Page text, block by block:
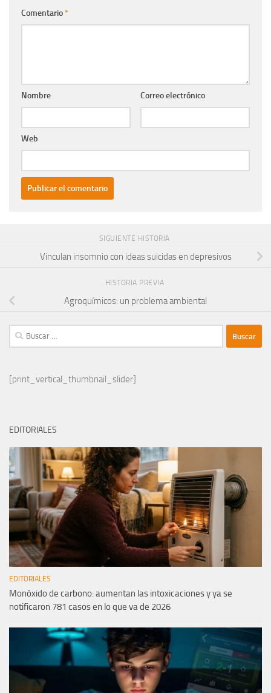
Comentario*
Nombre Correo electrónico
Web
SIGUIENTE HISTORIA
Vinculan insomnio con ideas suicidas en depresivos
HISTORIA PREVIA
Agroquímicos: un problema ambiental
Buscar:
[print_vertical_thumbnail_slider]
EDITORIALES
EDITORIALES
Monóxido de carbono: aumentan las intoxicaciones y ya se
notificaron 781 casos en lo que va de 2026